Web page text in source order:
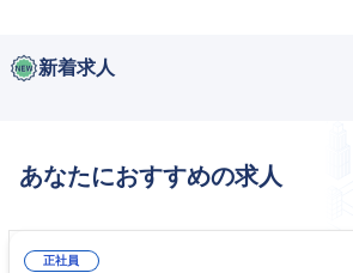
新着求人
あなたにおすすめの求人
正社員